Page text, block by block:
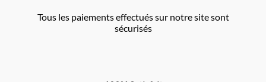
Tous les paiements effectués sur notre site sont
sécurisés